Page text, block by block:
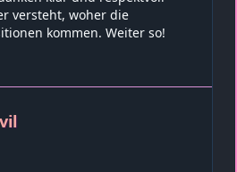
versteht, woher die
kommen. Weiter so!